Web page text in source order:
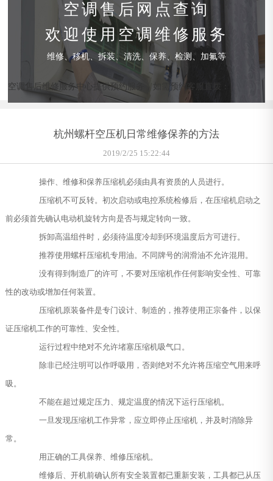
空调售后网点查询
欢迎使用空调维修服务
维修、移机、拆装、清洗、保养、检测、加氟等
空调售后维修服务中心提供预约服务，如需预约客服直拨：
杭州螺杆空压机日常维修保养的方法
2019/2/25 15:22:44
操作、维修和保养压缩机必须由具有资质的人员进行。
压缩机不可反转。初次启动或电控系统检修后，在压缩机启动之
前必须首先确认电动机旋转方向是否与规定转向一致。
拆卸高温组件时，必须待温度冷却到环境温度后方可进行。
推荐使用螺杆压缩机专用油。不同牌号的润滑油不允许混用。
没有得到制造厂的许可，不要对压缩机作任何影响安全性、可靠
性的改动或增加任何装置。
压缩机原装备件是专门设计、制造的，推荐使用正宗备件，以保
证压缩机工作的可靠性、安全性。
运行过程中绝对不允许堵塞压缩机吸气口。
除非已经注明可以作呼吸用，否则绝对不允许将压缩空气用来呼
吸。
不能在超过规定压力、规定温度的情况下运行压缩机。
一旦发现压缩机工作异常，应立即停止压缩机，并及时消除异
常。
用正确的工具保养、维修压缩机。
维修后、开机前确认所有安全装置都已重新安装，工具都已从压